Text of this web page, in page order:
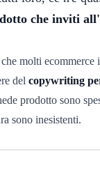
che inviti
molti ecommerce
del copywriting
prodotto sono
sono inesistenti.